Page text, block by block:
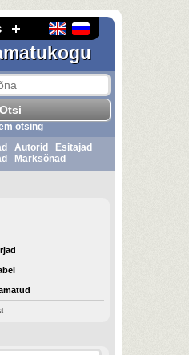
otsing
Autorid
Esitajad
Märksõnad